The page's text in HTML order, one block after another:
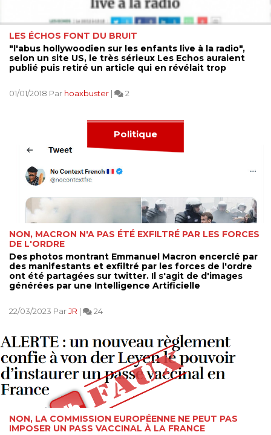
LES ÉCHOS FONT DU BRUIT
"l'abus hollywoodien sur les enfants live à la radio",
selon un site US, le très sérieux Les Echos auraient
publié puis retiré un article qui en révélait trop
01/01/2018 Par hoaxbuster | 2
Politique
NON, MACRON N'A PAS ÉTÉ EXFILTRÉ PAR LES FORCES
DE L'ORDRE
Des photos montrant Emmanuel Macron encerclé par
des manifestants et exfiltré par les forces de l'ordre
ont été partagées sur twitter. Il s'agit de d'images
générées par une Intelligence Artificielle
22/03/2023 ParJR | 24
NON, LA COMMISSION EUROPÉENNE NE PEUT PAS
IMPOSER UN PASS VACCINAL À LA FRANCE